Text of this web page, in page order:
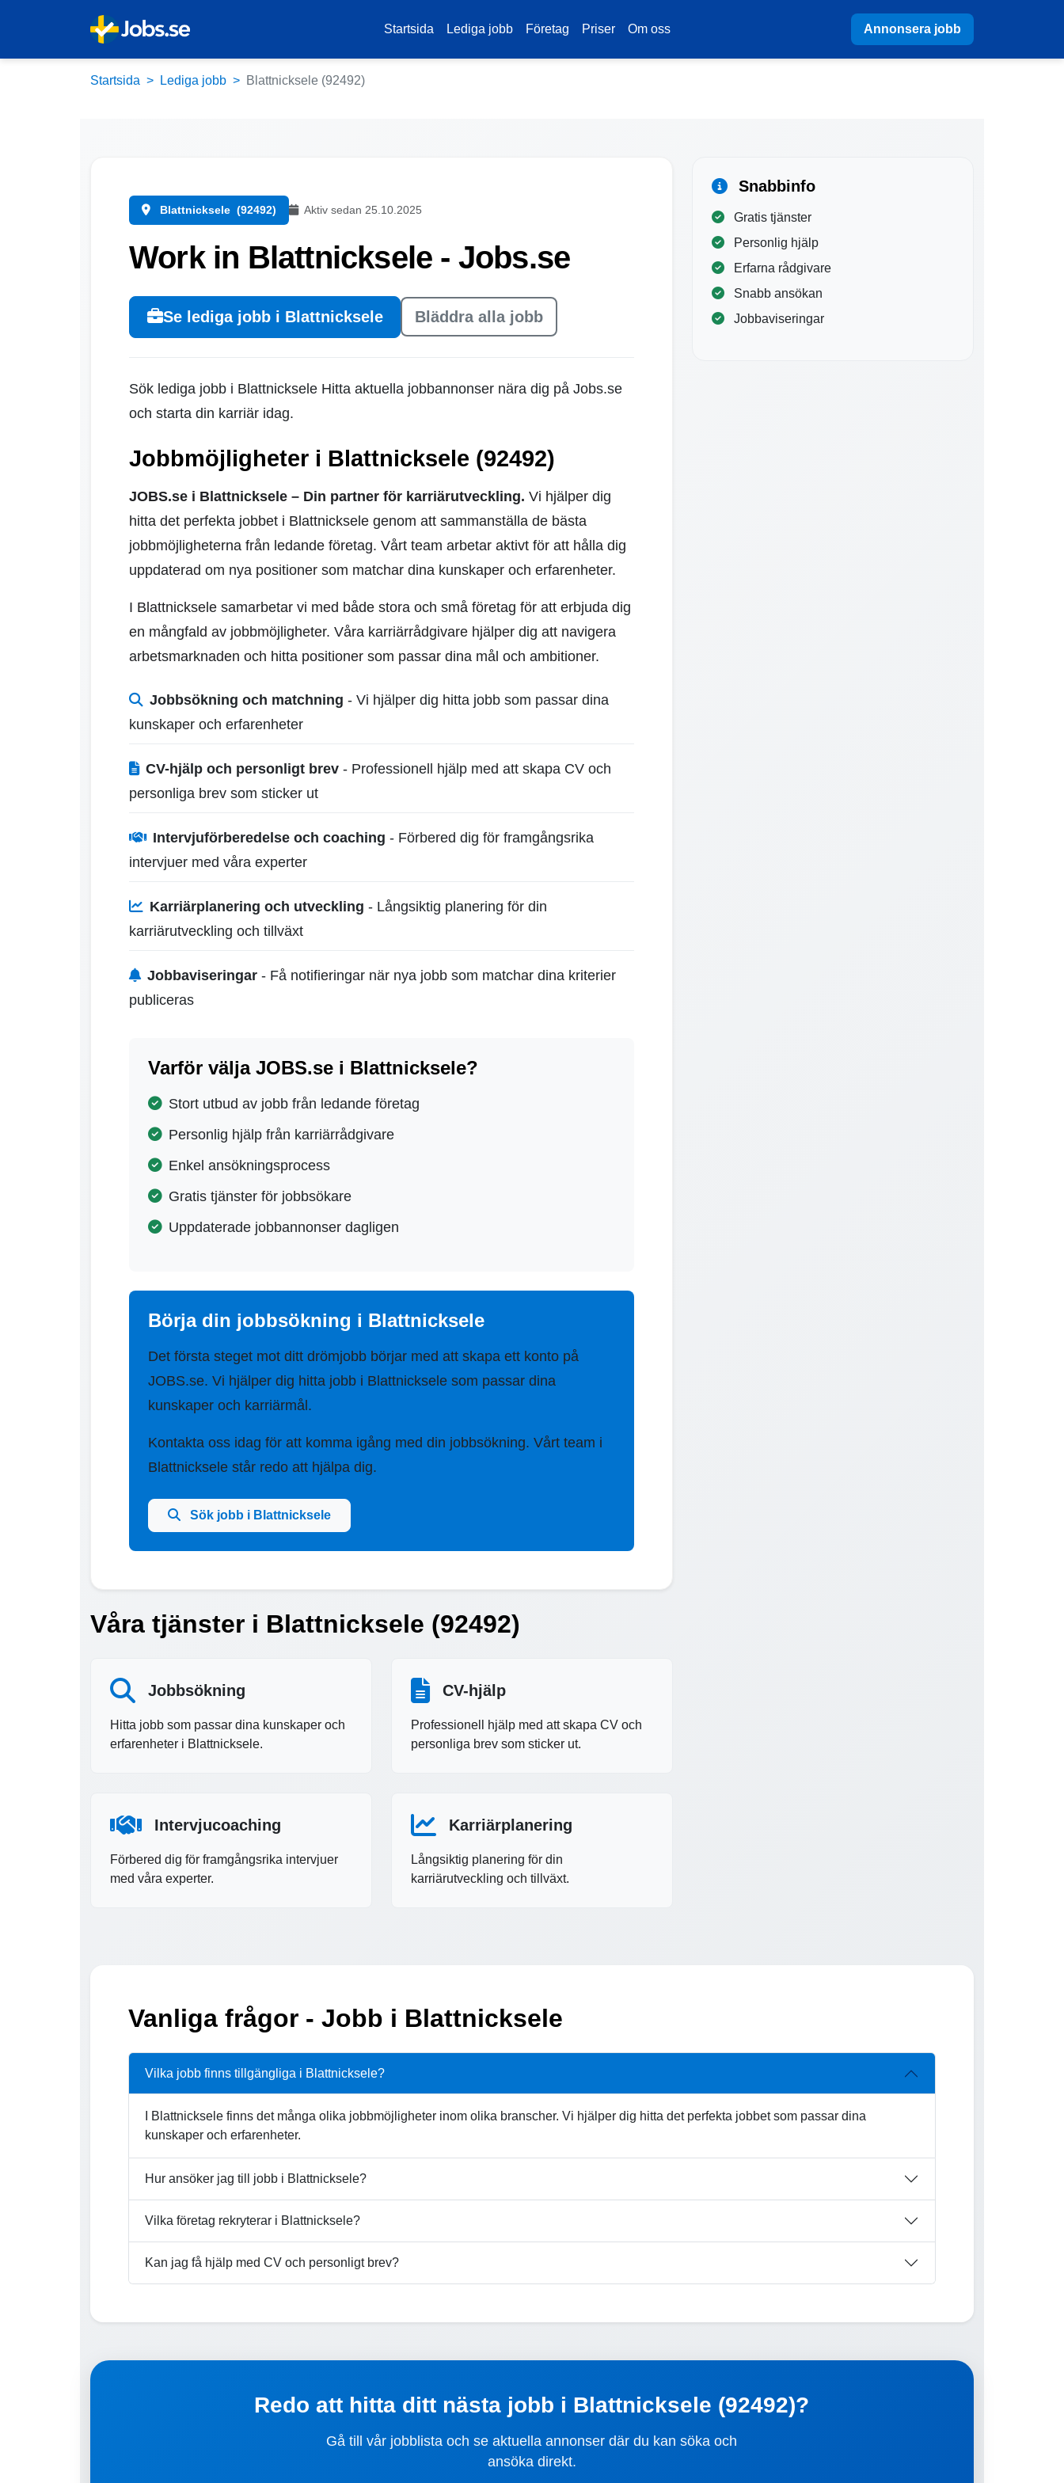
Startsida Lediga jobb Företag Priser Om oss Annonsera jobb
Startsida Lediga jobb Blattnicksele (92492)
Blattnicksele (92492) Aktiv sedan 25.10.2025
Work in Blattnicksele - Jobs.se
Se lediga jobb i Blattnicksele Bläddra alla jobb
Sök lediga jobb i Blattnicksele Hitta aktuella jobbannonser nära dig på Jobs.se
och starta din karriär idag.
Jobbmöjligheter i Blattnicksele (92492)
JOBS.se i Blattnicksele – Din partner för karriärutveckling. Vi hjälper dig
hitta det perfekta jobbet i Blattnicksele genom att sammanställa de bästa
jobbmöjligheterna från ledande företag. Vårt team arbetar aktivt för att hålla dig
uppdaterad om nya positioner som matchar dina kunskaper och erfarenheter.
I Blattnicksele samarbetar vi med både stora och små företag för att erbjuda dig
en mångfald av jobbmöjligheter. Våra karriärrådgivare hjälper dig att navigera
arbetsmarknaden och hitta positioner som passar dina mål och ambitioner.
Jobbsökning och matchning - Vi hjälper dig hitta jobb som passar dina
kunskaper och erfarenheter
CV-hjälp och personligt brev- Professionell hjälp med att skapa CV och
personliga brev som sticker ut
Intervjuförberedelse och coaching - Förbered dig för framgångsrika
intervjuer med våra experter
Karriärplanering och utveckling - Långsiktig planering för din
karriärutveckling och tillväxt
Jobbaviseringar- Få notifieringar när nya jobb som matchar dina kriterier
publiceras
Varför välja JOBS.se i Blattnicksele?
Stort utbud av jobb från ledande företag
Personlig hjälp från karriärrådgivare
Enkel ansökningsprocess
Gratis tjänster för jobbsökare
Uppdaterade jobbannonser dagligen
Börja din jobbsökning i Blattnicksele
Det första steget mot ditt drömjobb börjar med att skapa ett konto på
JOBS.se. Vi hjälper dig hitta jobb i Blattnicksele som passar dina
kunskaper och karriärmål.
Kontakta oss idag för att komma igång med din jobbsökning. Vårt team i
Blattnicksele står redo att hjälpa dig.
Sök jobb i Blattnicksele
Våra tjänster i Blattnicksele (92492)
Jobbsökning
Hitta jobb som passar dina kunskaper och
erfarenheter i Blattnicksele.
CV-hjälp
Professionell hjälp med att skapa CV och
personliga brev som sticker ut.
Intervjucoaching
Förbered dig för framgångsrika intervjuer
med våra experter.
Karriärplanering
Långsiktig planering för din
karriärutveckling och tillväxt.
Snabbinfo
Gratis tjänster
Personlig hjälp
Erfarna rådgivare
Snabb ansökan
Jobbaviseringar
Vanliga frågor - Jobb i Blattnicksele
Vilka jobb finns tillgängliga i Blattnicksele?
I Blattnicksele finns det många olika jobbmöjligheter inom olika branscher. Vi hjälper dig hitta det perfekta jobbet som passar dina
kunskaper och erfarenheter.
Hur ansöker jag till jobb i Blattnicksele?
Vilka företag rekryterar i Blattnicksele?
Kan jag få hjälp med CV och personligt brev?
Redo att hitta ditt nästa jobb i Blattnicksele (92492)?
Gå till vår jobblista och se aktuella annonser där du kan söka och
ansöka direkt.